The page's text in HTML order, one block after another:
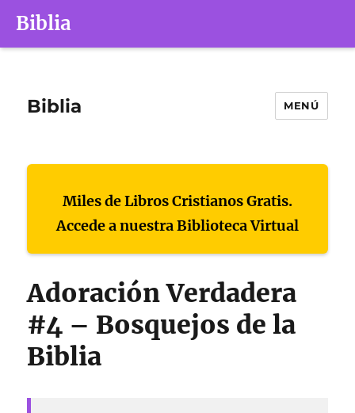
Biblia
Biblia MENÚ
Miles de Libros Cristianos Gratis.
Accede a nuestra Biblioteca Virtual
Adoración Verdadera
#4 – Bosquejos de la
Biblia